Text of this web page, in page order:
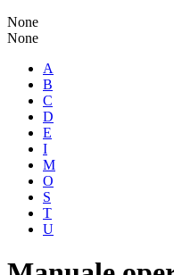
None
None
A
B
C
D
E
I
M
O
S
T
U